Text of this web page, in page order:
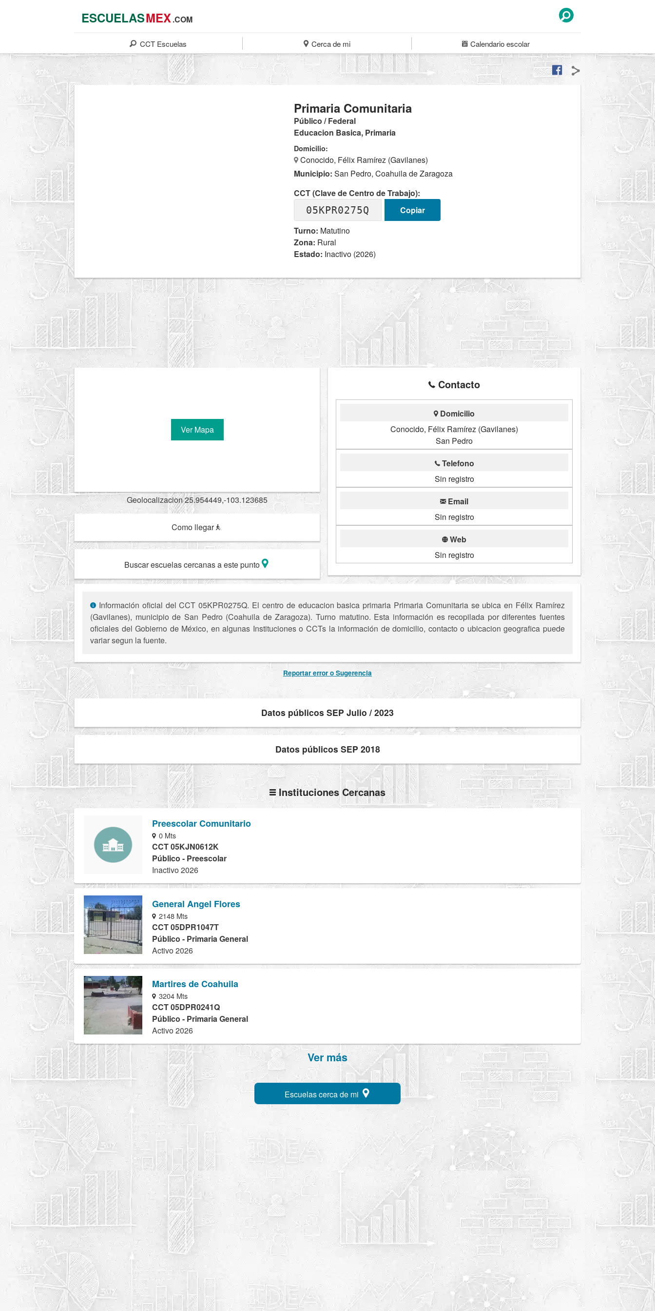
ESCUELASMEX.COM
CCT Escuelas Cerca de mi Calendarioescolar
Primaria Comunitaria
Público / Federal
Educacion Basica, Primaria
Domicilio:
Conocido, Félix Ramírez (Gavilanes)
Municipio: San Pedro, Coahuila de Zaragoza
CCT (Clave de Centro de Trabajo):
05KPR0275Q
Copiar
Turno: Matutino
Zona: Rural
Estado: Inactivo (2026)
Ver Mapa
Geolocalizacion 25.954449,-103.123685
Como llegar
Buscar escuelas cercanas a este punto
Contacto
Domicilio
Conocido, Félix Ramírez (Gavilanes)
San Pedro
Telefono
Sin registro
Email
Sin registro
Web
Sin registro
Información oficial del CCT 05KPR0275Q. El centro de educacion basica primaria Primaria Comunitaria se ubica en Félix Ramírez
(Gavilanes), municipio de San Pedro (Coahuila de Zaragoza). Turno matutino. Esta información es recopilada por diferentes fuentes
oficiales del Gobierno de México, en algunas Instituciones o CCTs la información de domicilio, contacto o ubicacion geografica puede
variar segun la fuente.
Reportar error o Sugerencia
Datos públicos SEP Julio / 2023
Datos públicos SEP 2018
Instituciones Cercanas
Preescolar Comunitario
0 Mts
CCT 05KJN0612K
Público - Preescolar
Inactivo 2026
General Angel Flores
2148 Mts
CCT 05DPR1047T
Público - Primaria General
Activo 2026
Martires de Coahuila
3204 Mts
CCT 05DPR0241Q
Público - Primaria General
Activo 2026
Ver más
Escuelas cerca de mi